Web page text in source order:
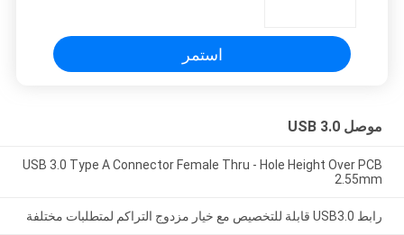
استمر
موصل USB 3.0
USB 3.0 Type A Connector Female Thru - Hole Height Over PCB
2.55mm
رابط USB3.0 قابلة للتخصيص مع خيار مزدوج التراكم لمتطلبات مختلفة